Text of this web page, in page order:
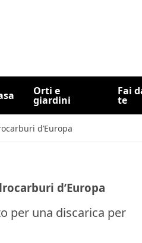
Orti e
giardini
Fai
te
d’Europa
d’Europa
per una discarica per